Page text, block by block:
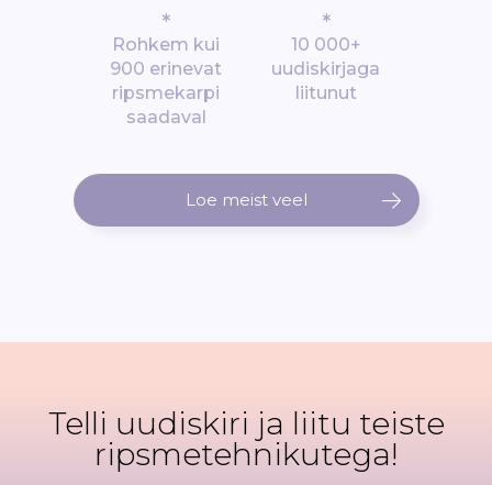
*
Rohkem kui
900 erinevat
ripsmekarpi
saadaval
*
10 000+
uudiskirjaga
liitunut
Loe meist veel
Telli uudiskiri ja liitu teiste
ripsmetehnikutega!